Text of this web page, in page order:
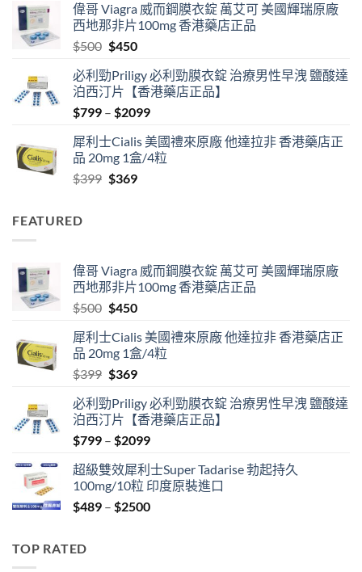
$489
through
偉哥 Viagra 威而鋼膜衣錠 萬艾可 美國輝瑞原廠
西地那非片100mg 香港藥店正品
$500 Original
was:
$500.
$450Current
is:
$450.
必利勁Priligy 必利勁膜衣錠 治療男性早洩 鹽酸達
泊西汀片【香港藥店正品】
$799 – $2099Price
$799
through
犀利士Cialis 美國禮來原廠 他達拉非 香港藥店正
品 20mg 1盒/4粒
$399 Original
$369Current
FEATURED
偉哥 Viagra 威而鋼膜衣錠 萬艾可 美國輝瑞原廠
西地那非片100mg 香港藥店正品
$500 Original
was:
$500.
$450Current
is:
$450.
犀利士Cialis 美國禮來原廠 他達拉非 香港藥店正
品 20mg 1盒/4粒
$399 Original
was:
$399.
$369Current
is:
$369.
必利勁Priligy 必利勁膜衣錠 治療男性早洩 鹽酸達
泊西汀片【香港藥店正品】
$799 – $2099Price
$799
through
$2099
超級雙效犀利士Super Tadarise 勃起持久
100mg/10粒 印度原裝進口
$489 – $2500Price
TOP RATED